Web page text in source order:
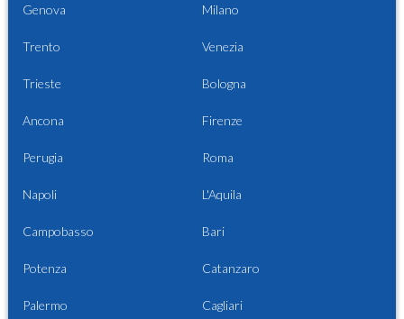
Genova Milano
Trento Venezia
Trieste Bologna
Ancona Firenze
Perugia Roma
Napoli L'Aquila
Campobasso Bari
Potenza Catanzaro
Palermo Cagliari